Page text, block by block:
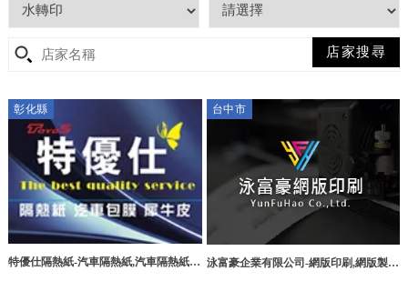
彰化縣
特優仕隔熱紙-汽車隔熱紙,汽車隔熱紙施
台中市
泳富豪企業有限公司-網版印刷,網版製